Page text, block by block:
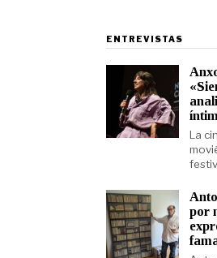
ENTREVISTAS
La
por